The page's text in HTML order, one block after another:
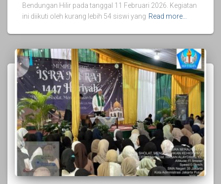
Bendungan Hilir pada tanggal 11 Februari 2026. Kegiatan
ini diikuti oleh kurang lebih 54 siswi yang Read more…